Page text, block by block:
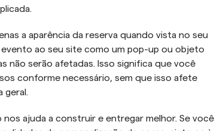
a aparência da reserva quando vista no seu
ao seu site como um pop-up ou objeto
não serão afetadas. Isso significa que você
conforme necessário, sem que isso afete
geral.
ajuda a construir e entregar melhor. Se você